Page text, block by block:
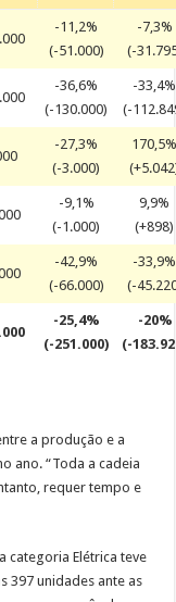
-11,2%
(-51.000)
-7,3%
(-
-36,6%
(-130.000)
-33,4%
(-
-27,3%
(-3.000)
-9,1%
(-1.000)
9,9%
(+898)
-42,9%
(-66.000)
-33,9%
(-
-25,4%
(-251.000)
-20%
(-
a produção e a
ano. “Toda a cadeia
requer tempo e
categoria Elétrica teve
397 unidades ante as